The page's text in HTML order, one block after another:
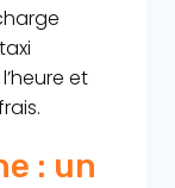
et
: un